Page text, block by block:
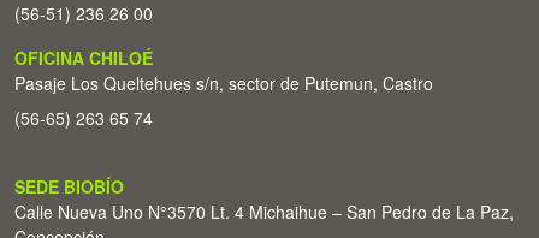
(56-51) 236 26 00
OFICINA CHILOÉ
Pasaje Los Queltehues s/n, sector de Putemun, Castro
(56-65) 263 65 74
SEDE BIOBÍO
Calle Nueva Uno N°3570 Lt. 4 Michaihue – San Pedro de La Paz,